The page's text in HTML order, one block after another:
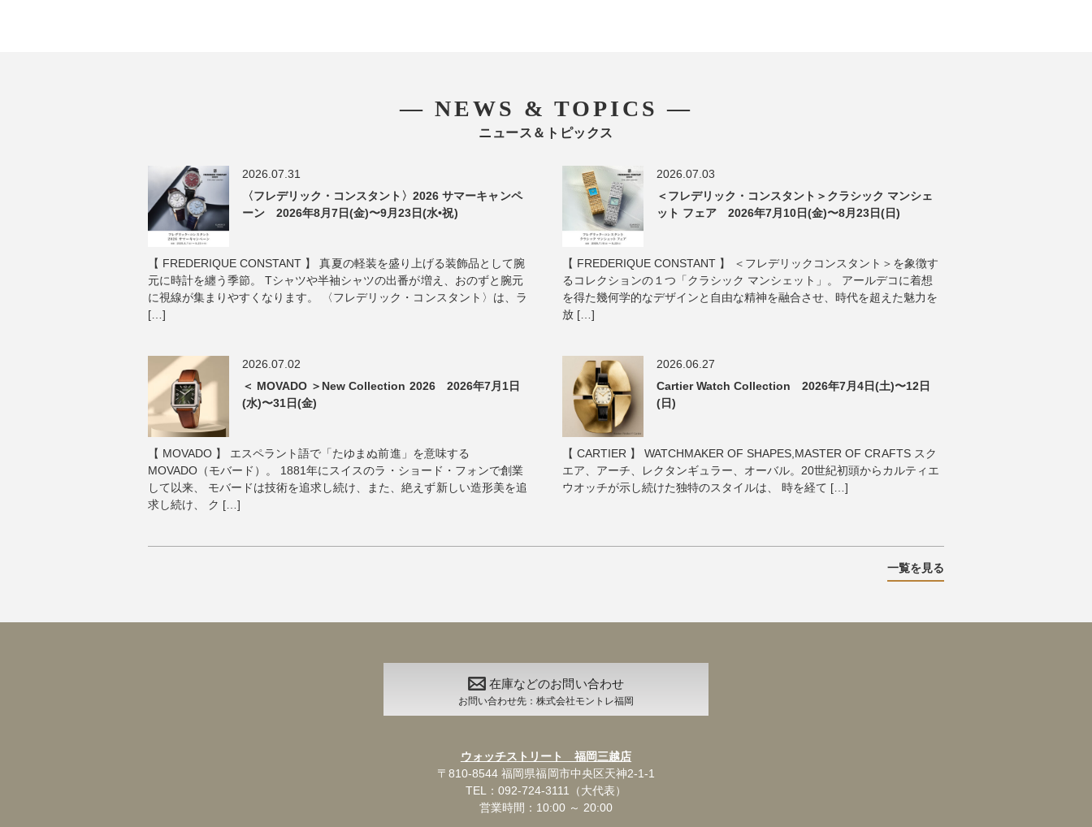
― NEWS & TOPICS ―
ニュース＆トピックス
2026.07.31
〈フレデリック・コンスタント〉2026 サマーキャンペ
ーン 2026年8月7日(金)〜9月23日(水•祝)
【 FREDERIQUE CONSTANT 】 真夏の軽装を盛り上げる装飾品として腕
元に時計を纏う季節。 Tシャツや半袖シャツの出番が増え、おのずと腕元
に視線が集まりやすくなります。 〈フレデリック・コンスタント〉は、ラ
[…]
2026.07.03
＜フレデリック・コンスタント＞クラシック マンシェ
ット フェア 2026年7月10日(金)〜8月23日(日)
【 FREDERIQUE CONSTANT 】 ＜フレデリックコンスタント＞を象徴す
るコレクションの１つ「クラシック マンシェット」。 アールデコに着想
を得た幾何学的なデザインと自由な精神を融合させ、時代を超えた魅力を
放 […]
2026.07.02
＜ MOVADO ＞New Collection 2026 2026年7月1日
(水)〜31日(金)
【 MOVADO 】 エスペラント語で「たゆまぬ前進」を意味する
MOVADO（モバード）。 1881年にスイスのラ・ショード・フォンで創業
して以来、 モバードは技術を追求し続け、また、絶えず新しい造形美を追
求し続け、 ク […]
2026.06.27
Cartier Watch Collection 2026年7月4日(土)〜12日
(日)
【 CARTIER 】 WATCHMAKER OF SHAPES,MASTER OF CRAFTS スク
エア、アーチ、レクタンギュラー、オーバル。20世紀初頭からカルティエ
ウオッチが示し続けた独特のスタイルは、 時を経て […]
一覧を見る
在庫などのお問い合わせ
お問い合わせ先：株式会社モントレ福岡
ウォッチストリート 福岡三越店
〒810-8544 福岡県福岡市中央区天神2-1-1
TEL：092-724-3111（大代表）
営業時間：10:00 ～ 20:00